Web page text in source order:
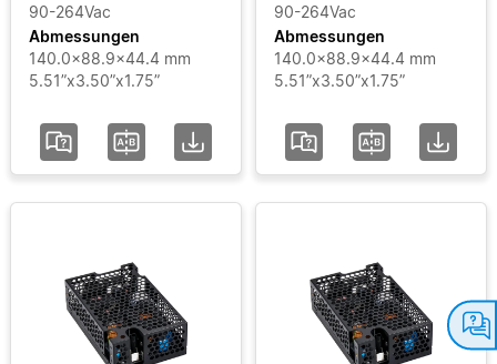
90-264Vac
Abmessungen
140.0x88.9x44.4 mm
5.51”x3.50”x1.75”
90-264Vac
Abmessungen
140.0x88.9x44.4 mm
5.51”x3.50”x1.75”